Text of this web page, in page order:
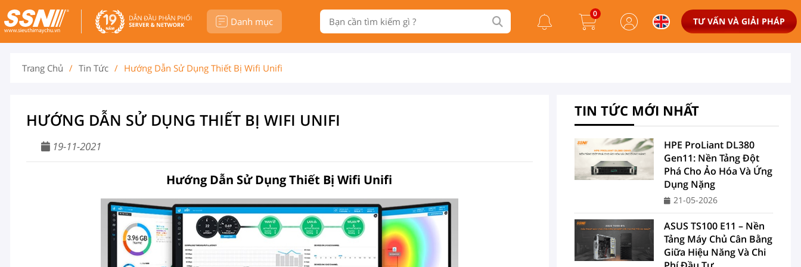
Danh mục
0
TƯ VẤN VÀ GIẢI PHÁP
Trang Chủ / Tin Tức / Hướng Dẫn Sử Dụng Thiết Bị Wifi Unifi
HƯỚNG DẪN SỬ DỤNG THIẾT BỊ WIFI UNIFI
19-11-2021
Hướng Dẫn Sử Dụng Thiết Bị Wifi Unifi
TIN TỨC MỚI NHẤT
HPE ProLiant DL380
Gen11: Nền Tảng Đột
Phá Cho Ảo Hóa Và Ứng
Dụng Nặng
21-05-2026
ASUS TS100 E11 – Nền
Tảng Máy Chủ Cân Bằng
Giữa Hiệu Năng Và Chi